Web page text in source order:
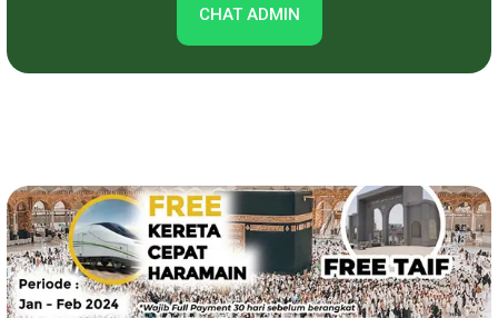
CHAT ADMIN